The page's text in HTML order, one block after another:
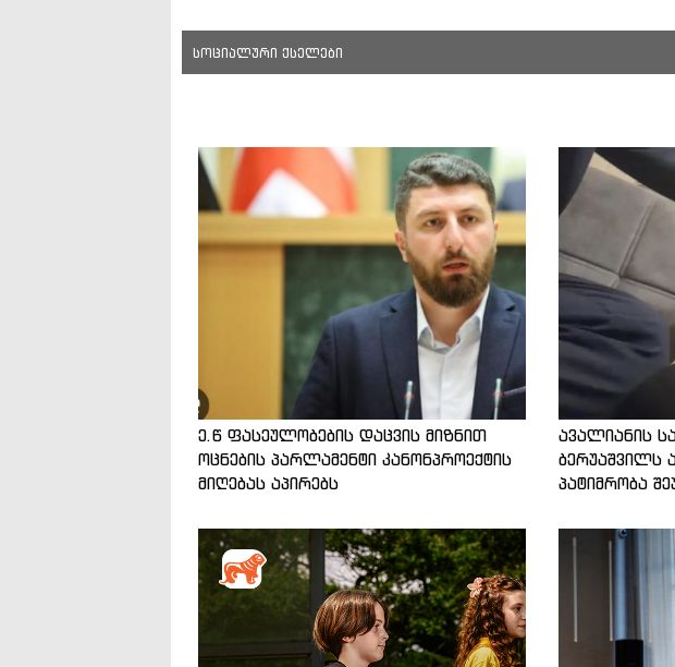
სოციალური ქსელები
ე.წ ფასეულობების დაცვის მიზნით
ოცნების პარლამენტი კანონპროექტის
მიღებას აპირებს
ავალიანის
ბერუაშვილს
პატიმრობა